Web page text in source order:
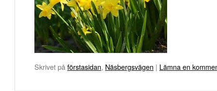
Skrivet på förstasidan, Näsbergsvägen | Lämna en